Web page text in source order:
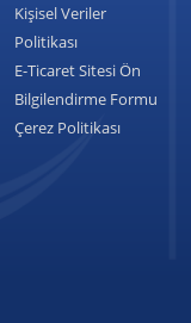
Kişisel Veriler
Politikası
E-Ticaret Sitesi Ön
Bilgilendirme Formu
Çerez Politikası